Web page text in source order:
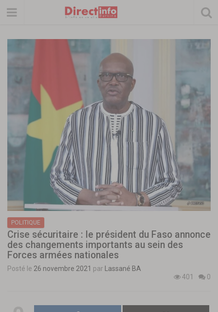
POLITIQUE
Crise sécuritaire : le président du Faso annonce
des changements importants au sein des
Forces armées nationales
Posté le 26 novembre 2021 par Lassané BA
401
0